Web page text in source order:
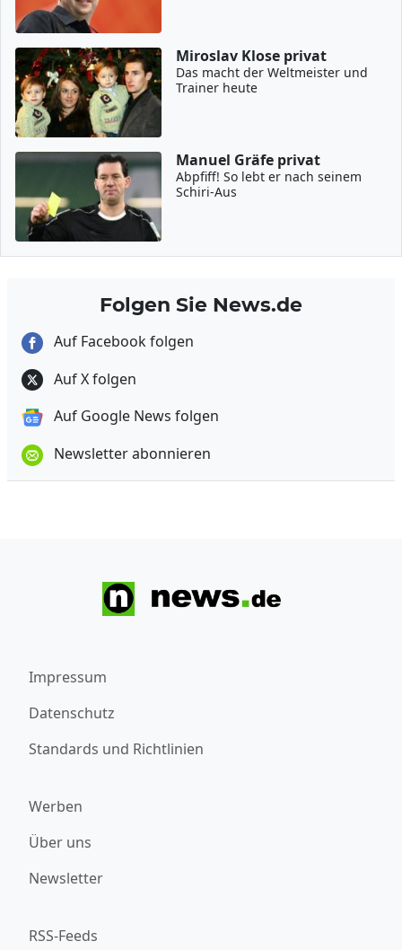
Miroslav Klose privat
Das macht der Weltmeister und
Trainer heute
Manuel Gräfe privat
Abpfiff! So lebt er nach seinem
Schiri-Aus
Folgen Sie News.de
Auf Facebook folgen
Auf X folgen
Auf Google News folgen
Newsletter abonnieren
Impressum
Datenschutz
Standards und Richtlinien
Werben
Über uns
Newsletter
RSS-Feeds